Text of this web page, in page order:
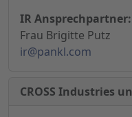
IR Ansprechpartner:
Frau Brigitte Putz
ir@pankl.com
CROSS Industries